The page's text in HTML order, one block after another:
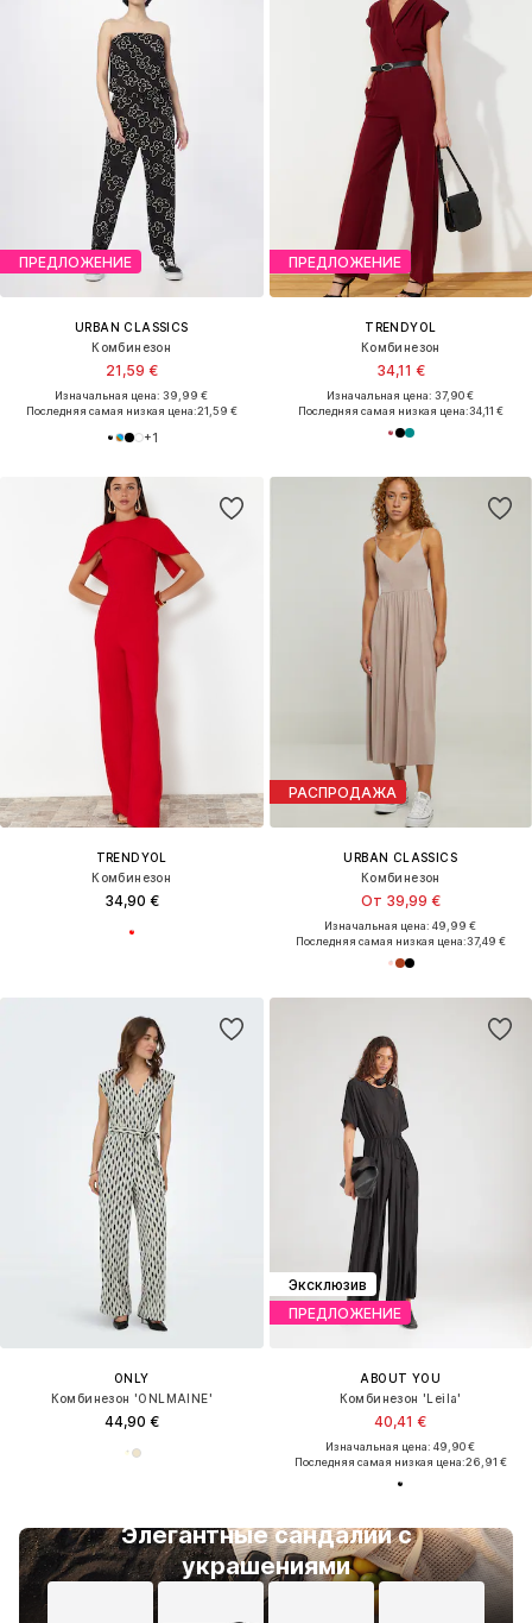
ПРЕДЛОЖЕНИЕ
URBAN CLASSICS
Комбинезон
21,59 €
Изначальная цена: 39,99 €
Последняя самая низкая цена:21,59 €
+1
ПРЕДЛОЖЕНИЕ
TRENDYOL
Комбинезон
34,11 €
Изначальная цена: 37,90 €
Последняя самая низкая цена:34,11 €
TRENDYOL
Комбинезон
34,90 €
РАСПРОДАЖА
URBAN CLASSICS
Комбинезон
От 39,99 €
Изначальная цена: 49,99 €
Последняя самая низкая цена:37,49 €
ONLY
Комбинезон 'ONLMAINE'
44,90 €
Элегантные сандалии с
украшениями
Эксклюзив
ПРЕДЛОЖЕНИЕ
ABOUT YOU
Комбинезон 'Leila'
40,41 €
Изначальная цена: 49,90 €
Последняя самая низкая цена:26,91 €